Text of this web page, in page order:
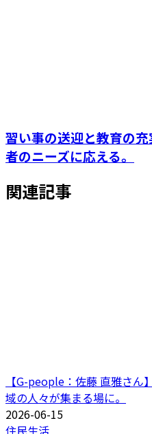
習い事の送迎と教育の
者のニーズに応える。
関連記事
【G-people：佐藤 直雅さ
域の人々が集まる場に。
2026-06-15
住民生活